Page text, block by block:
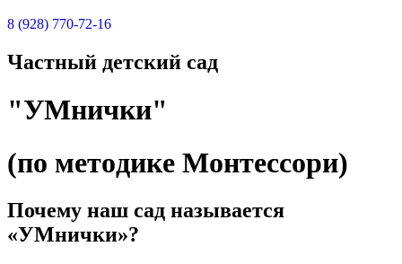
8 (928) 770-72-16
Частный детский сад
"УМнички"
(по методике Монтессори)
Почему наш сад называется
«УМнички»?